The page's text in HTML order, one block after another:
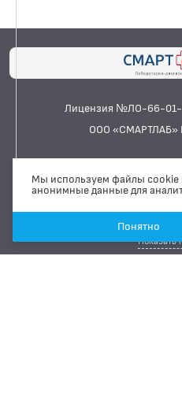
Лицензия №ЛО-66-01-
ООО «СМАРТЛАБ»
Каменск-
ул.
Показать
Мы используем файлы cookie
анонимные данные для
Понятно